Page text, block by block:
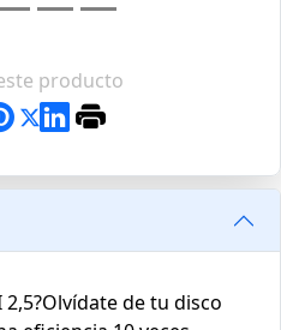
producto
2,5?Olvídate de tu disco